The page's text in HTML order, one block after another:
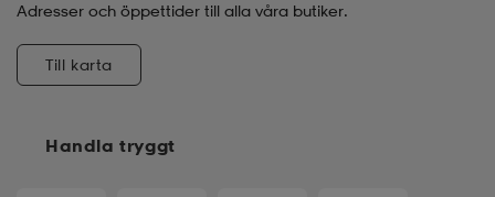
Handla tryggt
Adresser och öppettider till alla våra butiker.
Till karta